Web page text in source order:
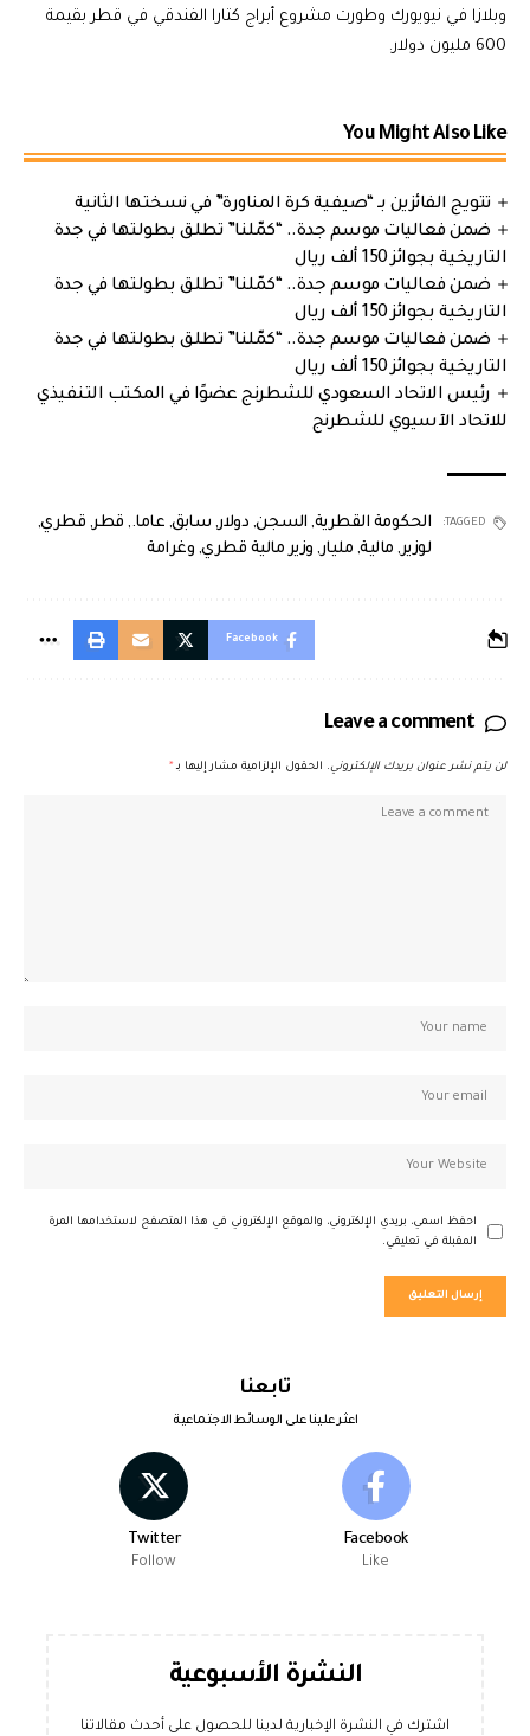
وبلازا في نيويورك وطورت مشروع أبراج كتارا الفندقي في قطر بقيمة
600 مليون دولار.
You Might Also Like
تتويج الفائزين بـ “صيفية كرة المناورة” في نسختها الثانية
ضمن فعاليات موسم جدة.. “كمّلنا” تطلق بطولتها في جدة
التاريخية بجوائز 150 ألف ريال
ضمن فعاليات موسم جدة.. “كمّلنا” تطلق بطولتها في جدة
التاريخية بجوائز 150 ألف ريال
ضمن فعاليات موسم جدة.. “كمّلنا” تطلق بطولتها في جدة
التاريخية بجوائز 150 ألف ريال
رئيس الاتحاد السعودي للشطرنج عضوًا في المكتب التنفيذي
للاتحاد الآسيوي للشطرنج
TAGGED: الحكومة القطرية, السجن, دولار, سابق, عاما., قطر, قطري,
لوزير , مالية, مليار , وزير مالية قطري, وغرامة
Facebook
Leave a comment
لن يتم نشر عنوان بريدك الإلكتروني. الحقول الإلزامية مشار إليها بـ *
احفظ اسمي، بريدي الإلكتروني، والموقع الإلكتروني في هذا المتصفح لاستخدامها المرة
المقبلة في تعليقي.
تابعنا
اعثر علينا على الوسائط الاجتماعية
Facebook
Like
Twitter
Follow
النشرة الأسبوعية
اشترك في النشرة الإخبارية لدينا للحصول على أحدث مقالاتنا